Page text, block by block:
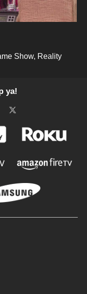
Show Reality
ya!